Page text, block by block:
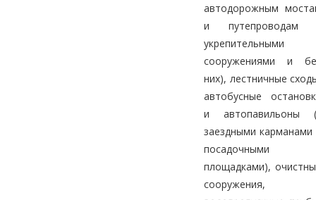
автодорожным
и путепроводам
укрепительными
сооружениями и
них), лестничные
автобусные
и автопавильоны
заездными карманами
посадочными
площадками),
сооружения,